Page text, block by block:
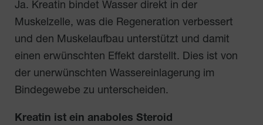
Ja. Kreatin bindet Wasser direkt in der
Muskelzelle, was die Regeneration verbessert
und den Muskelaufbau unterstützt und damit
einen erwünschten Effekt darstellt. Dies ist von
der unerwünschten Wassereinlagerung im
Bindegewebe zu unterscheiden.
Kreatin ist ein anaboles Steroid